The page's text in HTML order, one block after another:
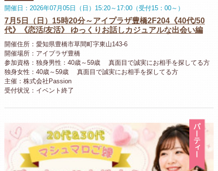
開催日：2026年07月05日（日）15:20～17:00（受付15：00～）
7月5日（日）15時20分～アイプラザ豊橋2F204《40代/50
代》《恋活/友活》 ゆっくりお話しカジュアルな出会い編
開催住所：愛知県豊橋市草間町字東山143-6
開催場所：アイプラザ豊橋
参加資格：独身男性：40歳～59歳 真面目で誠実にお相手を探してる方
独身女性：40歳～59歳 真面目で誠実にお相手を探してる方
主催：株式会社Passion
受付状況：イベント終了
パ